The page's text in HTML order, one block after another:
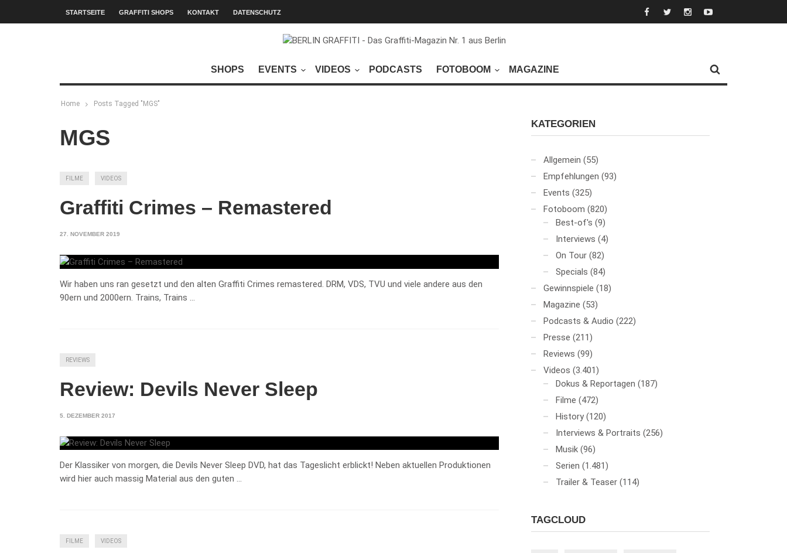
STARTSEITE GRAFFITI SHOPS KONTAKT DATENSCHUTZ
SHOPS EVENTS VIDEOS PODCASTS FOTOBOOM MAGAZINE
Home Posts Tagged "MGS"
MGS
FILME VIDEOS
Graffiti Crimes – Remastered
27. NOVEMBER 2019
Wir haben uns ran gesetzt und den alten Graffiti Crimes remastered. DRM, VDS, TVU und viele andere aus den
90ern und 2000ern. Trains, Trains …
REVIEWS
Review: Devils Never Sleep
5. DEZEMBER 2017
Der Klassiker von morgen, die Devils Never Sleep DVD, hat das Tageslicht erblickt! Neben aktuellen Produktionen
wird hier auch massig Material aus den guten …
FILME VIDEOS
KATEGORIEN
Allgemein (55)
Empfehlungen (93)
Events (325)
Fotoboom (820)
Best-of's (9)
Interviews (4)
On Tour (82)
Specials (84)
Gewinnspiele (18)
Magazine (53)
Podcasts & Audio (222)
Presse (211)
Reviews (99)
Videos (3.401)
Dokus & Reportagen (187)
Filme (472)
History (120)
Interviews & Portraits (256)
Musik (96)
Serien (1.481)
Trailer & Teaser (114)
TAGCLOUD